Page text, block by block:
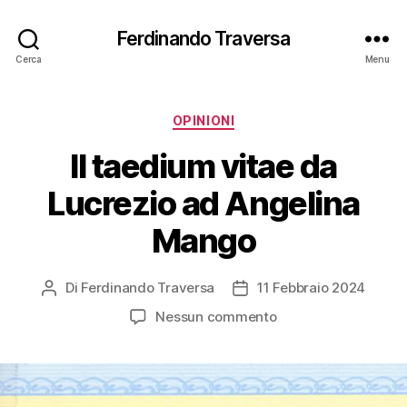
Cerca
Ferdinando Traversa
Menu
Categorie
OPINIONI
Il taedium vitae da
Lucrezio ad Angelina
Mango
Autore
Di Ferdinando Traversa
Data11 Febbraio 2024
Nessun commentosu
vitae
da